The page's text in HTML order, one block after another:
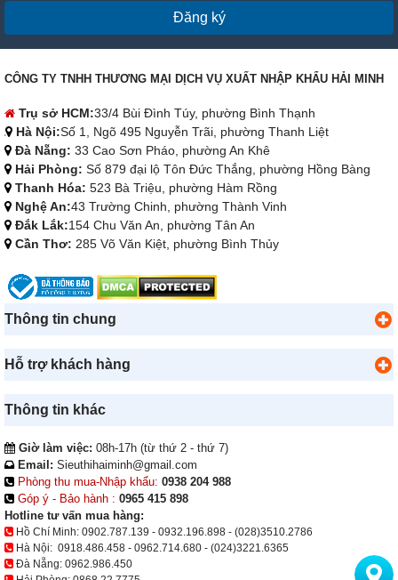
Đăng ký
CÔNG TY TNHH THƯƠNG MẠI DỊCH VỤ XUẤT NHẬP KHẨU HẢI MINH
Trụ sở HCM:33/4 Bùi Đình Túy, phường Bình Thạnh
Hà Nội:Số 1, Ngõ 495 Nguyễn Trãi, phường Thanh Liệt
Đà Nẵng: 33 Cao Sơn Pháo, phường An Khê
Hải Phòng: Số 879 đại lộ Tôn Đức Thắng, phường Hồng Bàng
Thanh Hóa: 523 Bà Triệu, phường Hàm Rồng
Nghệ An:43 Trường Chinh, phường Thành Vinh
Đắk Lắk:154 Chu Văn An, phường Tân An
Cần Thơ: 285 Võ Văn Kiệt, phường Bình Thủy
Thông tin chung
Hỗ trợ khách hàng
Thông tin khác
Giờ làm việc: 08h-17h (từ thứ 2 - thứ 7)
Email: Sieuthihaiminh@gmail.com
Phòng thu mua-Nhập khẩu: 0938 204 988
Góp ý - Bảo hành : 0965 415 898
Hotline tư vấn mua hàng:
Hồ Chí Minh: 0902.787.139 - 0932.196.898 - (028)3510.2786
Hà Nội: 0918.486.458 - 0962.714.680 - (024)3221.6365
Đà Nẵng: 0962.986.450